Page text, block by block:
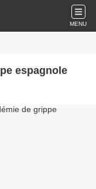
MENU
espagnole